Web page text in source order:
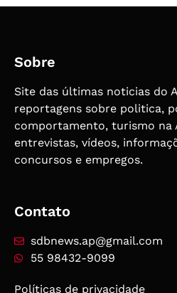
Sobre
Site das últimas noticias do
reportagens sobre politica,
comportamento, turismo na
entrevistas, vídeos,
concursos e empregos.
Contato
sdbnews.ap@gmail.com
55 98432-9099
Políticas de privacidade